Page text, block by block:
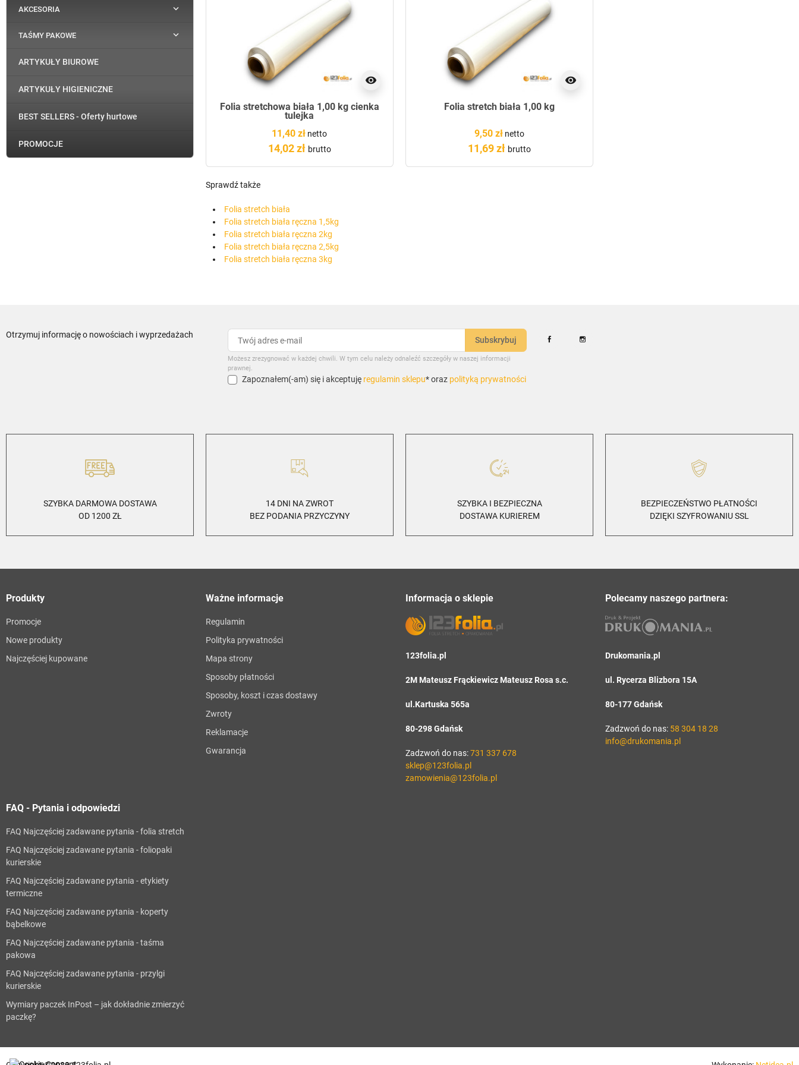
AKCESORIA 
TAŚMY PAKOWE 
ARTYKUŁY BIUROWE
ARTYKUŁY HIGIENICZNE
BEST SELLERS - Oferty hurtowe
PROMOCJE
visibility
Folia stretchowa biała 1,00 kg cienka
tulejka
11,40 zł netto
14,02 zł brutto
visibility
Folia stretch biała 1,00 kg
9,50 złnetto
11,69 zł brutto
Sprawdź także
Folia stretch biała
Folia stretch biała ręczna 1,5kg
Folia stretch biała ręczna 2kg
Folia stretch biała ręczna 2,5kg
Folia stretch biała ręczna 3kg
Otrzymuj informację o nowościach i wyprzedażach
Możesz zrezygnować w każdej chwili. W tym celu należy odnaleźć szczegóły w naszej informacji
prawnej.
Zapoznałem(-am) się i akceptuję regulamin sklepu* oraz polityką prywatności
SZYBKA DARMOWA DOSTAWA
OD 1200 ZŁ
14 DNI NA ZWROT
BEZ PODANIA PRZYCZYNY
SZYBKA I BEZPIECZNA
DOSTAWA KURIEREM
BEZPIECZEŃSTWO PŁATNOŚCI
DZIĘKI SZYFROWANIU SSL
Produkty
Promocje
Nowe produkty
Najczęściej kupowane
Ważne informacje
Regulamin
Polityka prywatności
Mapa strony
Sposoby płatności
Sposoby, koszt i czas dostawy
Zwroty
Reklamacje
Gwarancja
Informacja o sklepie
123folia.pl
2M Mateusz Frąckiewicz Mateusz Rosa s.c.
ul.Kartuska 565a
80-298 Gdańsk
Zadzwoń do nas:731 337 678
sklep@123folia.pl
zamowienia@123folia.pl
Polecamy naszego partnera:
Drukomania.pl
ul. Rycerza Blizbora 15A
80-177 Gdańsk
Zadzwoń do nas: 58 304 18 28
info@drukomania.pl
FAQ - Pytania i odpowiedzi
FAQ Najczęściej zadawane pytania - folia stretch
FAQ Najczęściej zadawane pytania - foliopaki
kurierskie
FAQ Najczęściej zadawane pytania - etykiety
termiczne
FAQ Najczęściej zadawane pytania - koperty
bąbelkowe
FAQ Najczęściej zadawane pytania - taśma
pakowa
FAQ Najczęściej zadawane pytania - przylgi
kurierskie
Wymiary paczek InPost – jak dokładnie zmierzyć
paczkę?